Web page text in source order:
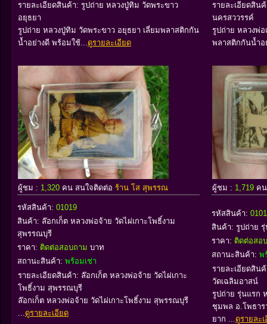
รายละเอียดสินค้า: รูปถ่าย หลวงปู่ทิม วัดพระขาว
อยุธยา
รูปถ่าย หลวงปู่ทิม วัดพระขาว อยุธยา เลี่ยมพลาสติกกัน
น้ำอย่างดี พร้อมใช้...ดูรายละเอียด
ผู้ชม : 1,320 คน สนใจติดต่อ ร้าน โส สุพรรณ
รายละเอียดสิน
นครสววรรค์
รูปถ่าย หลวงพ่
พลาสติกกันน้ำอ
ผู้ชม : 1,719 ค
รหัสสินค้า: 01019
สินค้า: ล๊อกเก็ต หลวงพ่อจ้าย วัดไผ่เกาะโพธิ์งาม
สุพรรณบุรี
ราคา: ติดต่อสอบถาม บาท
สถานะสินค้า: พร้อมเช่า
รายละเอียดสินค้า: ล๊อกเก็ต หลวงพ่อจ้าย วัดไผ่เกาะ
โพธิ์งาม สุพรรณบุรี
ล๊อกเก็ต หลวงพ่อจ้าย วัดไผ่เกาะโพธิ์งาม สุพรรณบุรี
...ดูรายละเอียด
รหัสสินค้า:
สินค้า: รูปถ่าย
ราคา: ติดต่อสอ
สถานะสินค้า: พ
รายละเอียดสิน
วัดเฉลิมอาสน์
รูปถ่าย รุ่นแรก
ชุมพล อ.โพธาร
ยาก ...ดูรายละ